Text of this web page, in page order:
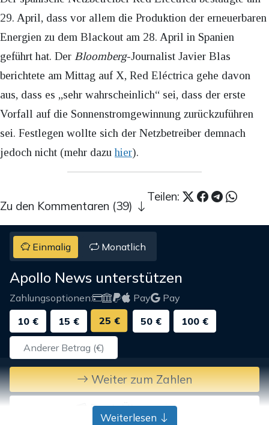
29. April, dass vor allem die Produktion der erneuerbaren
Energien zu dem Blackout am 28. April in Spanien
geführt hat. Der Bloomberg-Journalist Javier Blas
berichtete am Mittag auf X, Red Eléctrica gehe davon
aus, dass es „sehr wahrscheinlich“ sei, dass der erste
Vorfall auf die Sonnenstromgewinnung zurückzuführen
sei. Festlegen wollte sich der Netzbetreiber demnach
jedoch nicht (mehr dazuhier).
Teilen:
Zu den Kommentaren (39)
Einmalig Monatlich
Apollo News unterstützen
Zahlungsoptionen: Pay
Pay
10 €
15 € 25 € 50 € 100 €
Weiter zum Zahlen
Bank-Überweisung
Weiterlesen